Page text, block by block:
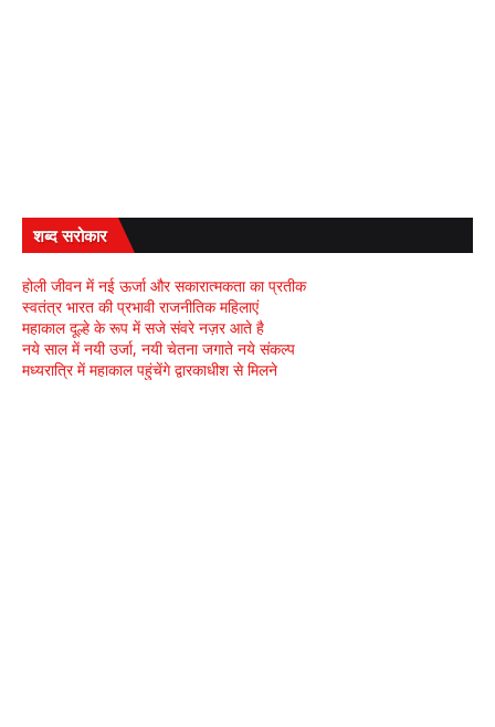
शब्द सरोकार
होली जीवन में नई ऊर्जा और सकारात्मकता का प्रतीक
स्वतंत्र भारत की प्रभावी राजनीतिक महिलाएं
महाकाल दूल्हे के रूप में सजे संवरे नज़र आते है
नये साल में नयी उर्जा, नयी चेतना जगाते नये संकल्प
मध्यरात्रि में महाकाल पहुंचेंगे द्वारकाधीश से मिलने